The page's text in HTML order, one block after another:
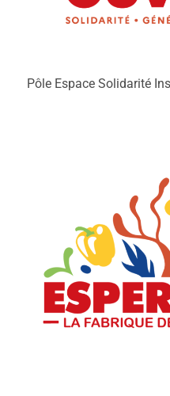
Pôle Espace Solidarité